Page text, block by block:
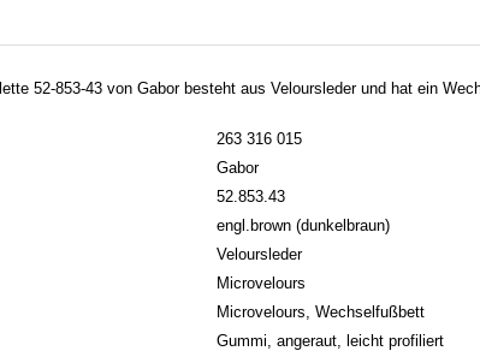
52-853-43 von Gabor besteht aus Veloursleder und hat ein
263 316 015
Gabor
52.853.43
engl.brown (dunkelbraun)
Veloursleder
Microvelours
Microvelours, Wechselfußbett
Gummi, angeraut, leicht profiliert